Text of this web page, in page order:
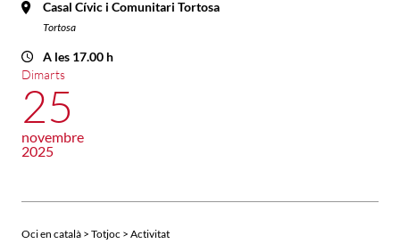
Casal Cívic i Comunitari Tortosa
Tortosa
A les 17.00 h
Dimarts
25
novembre
2025
Oci en català > Totjoc > Activitat